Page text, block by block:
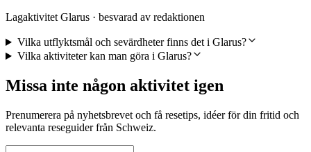
Lagaktivitet Glarus · besvarad av redaktionen
Vilka utflyktsmål och sevärdheter finns det i Glarus?
Vilka aktiviteter kan man göra i Glarus?
Missa inte någon aktivitet igen
Prenumerera på nyhetsbrevet och få resetips, idéer för din fritid och
relevanta reseguider från Schweiz.